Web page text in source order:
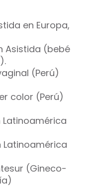
en Europa,
Asistida (bebé
(Perú)
color (Perú)
Latinoamérica
Latinoamérica
(Gineco-